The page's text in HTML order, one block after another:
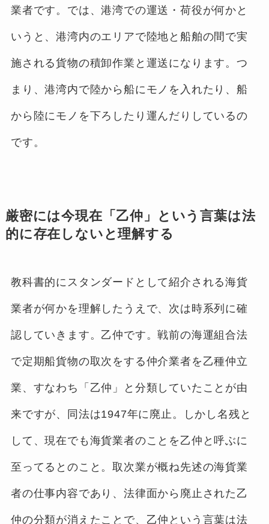
業者です。では、港湾での運送・荷役が何かと
いうと、港湾内のエリアで陸地と船舶の間で実
施される貨物の積卸作業と運送になります。つ
まり、港湾内で陸から船にモノを入れたり、船
から陸にモノを下ろしたり運んだりしているの
です。
厳密には今現在「乙仲」という言葉は法
的に存在しないと理解する
教科書的にスタンダードとして紹介される海貨
業者が何かを理解したうえで、次は時系列に確
認していきます。乙仲です。戦前の海運組合法
で定期船貨物の取次をする仲介業者を乙種仲立
業、すなわち「乙仲」と分類していたことが由
来ですが、同法は1947年に廃止。しかし名残と
して、現在でも海貨業者のことを乙仲と呼ぶに
至ってるとのこと。取次業が概ね先述の海貨業
者の仕事内容であり、法律面から廃止された乙
仲の分類が消えたことで、乙仲という言葉は法